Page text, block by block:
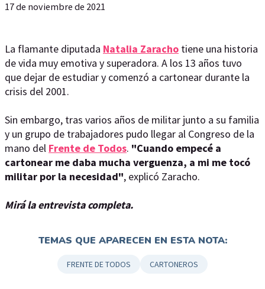
17 de noviembre de 2021
La flamante diputada Natalia Zaracho tiene una historia
de vida muy emotiva y superadora. A los 13 años tuvo
que dejar de estudiar y comenzó a cartonear durante la
crisis del 2001.
Sin embargo, tras varios años de militar junto a su familia
y un grupo de trabajadores pudo llegar al Congreso de la
mano del Frente de Todos. "Cuando empecé a
cartonear me daba mucha verguenza, a mi me tocó
militar por la necesidad", explicó Zaracho.
Mirá la entrevista completa.
TEMAS QUE APARECEN EN ESTA NOTA:
FRENTE DE TODOS CARTONEROS